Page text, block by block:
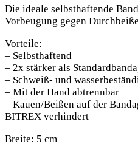
Die ideale selbsthaftende
Vorbeugung gegen
Vorteile:
– Selbsthaftend
– 2x stärker als
– Schweiß- und
– Mit der Hand abtrennbar
– Kauen/Beißen auf der
BITREX verhindert
Breite: 5 cm